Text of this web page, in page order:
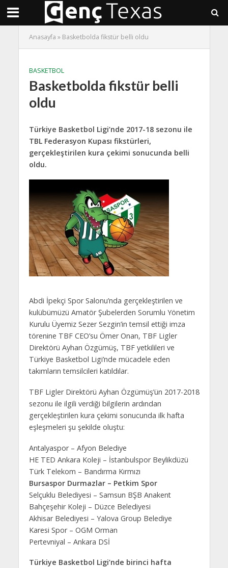
Anasayfa » Basketbolda fikstür belli oldu
BASKETBOL
Basketbolda fikstür belli
oldu
Türkiye Basketbol Ligi’nde 2017-18 sezonu ile
TBL Federasyon Kupası fikstürleri,
gerçekleştirilen kura çekimi sonucunda belli
oldu.
Abdi İpekçi Spor Salonu’nda gerçekleştirilen ve
kulübümüzü Amatör Şubelerden Sorumlu Yönetim
Kurulu Üyemiz Sezer Sezgin’in temsil ettiği imza
törenine TBF CEO’su Ömer Onan, TBF Ligler
Direktörü Ayhan Özgümüş, TBF yetkilileri ve
Türkiye Basketbol Ligi’nde mücadele eden
takımların temsilcileri katıldılar.
TBF Ligler Direktörü Ayhan Özgümüş’ün 2017-2018
sezonu ile ilgili verdiği bilgilerin ardından
gerçekleştirilen kura çekimi sonucunda ilk hafta
eşleşmeleri şu şekilde oluştu:
Antalyaspor – Afyon Belediye
HE TED Ankara Koleji – İstanbulspor Beylikdüzü
Türk Telekom – Bandırma Kırmızı
Bursaspor Durmazlar – Petkim Spor
Selçuklu Belediyesi – Samsun BŞB Anakent
Bahçeşehir Koleji – Düzce Belediyesi
Akhisar Belediyesi – Yalova Group Belediye
Karesi Spor – OGM Orman
Pertevniyal – Ankara DSİ
Türkiye Basketbol Ligi’nde birinci hafta